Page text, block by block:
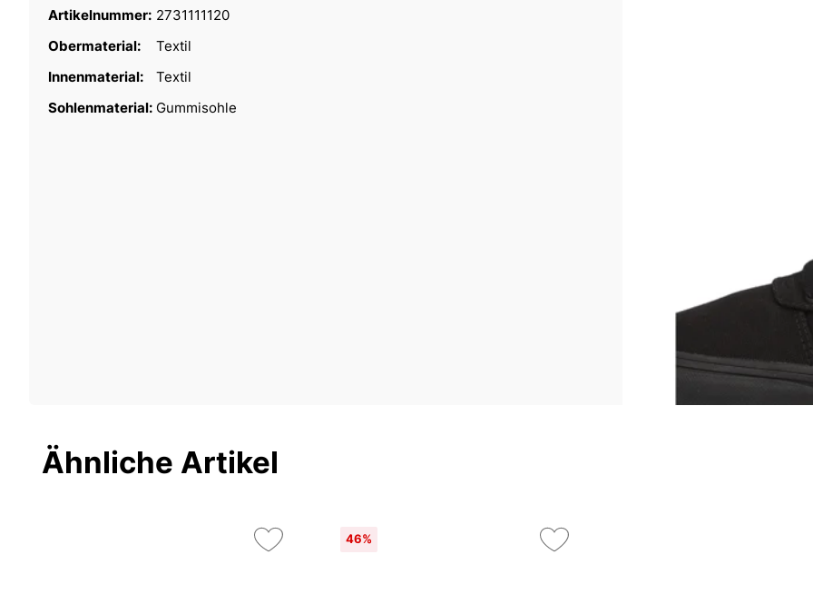
Artikelnummer: 2731111120
Obermaterial:
Textil
Innenmaterial:
Textil
Sohlenmaterial: Gummisohle
Ähnliche Artikel
46%